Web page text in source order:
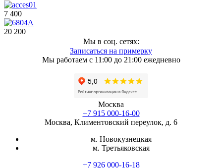
7 400
20 200
Мы в соц. сетях:
Записаться на примерку
Мы работаем с 11:00 до 21:00 ежедневно
Москва
+7 915 000-16-00
Москва, Климентовский переулок, д. 6
м. Новокузнецкая
м. Третьяковская
+7 926 000-16-18